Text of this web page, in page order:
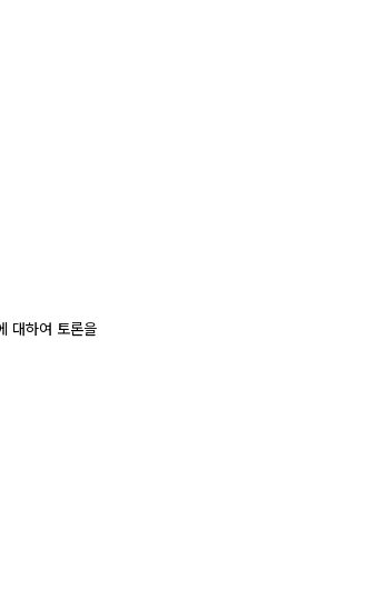
대하여 토론을